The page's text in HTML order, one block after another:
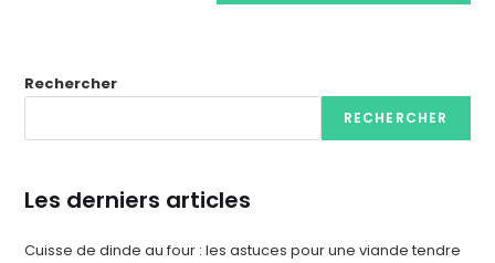
Rechercher
RECHERCHER
Les derniers articles
Cuisse de dinde au four : les astuces pour une viande tendre